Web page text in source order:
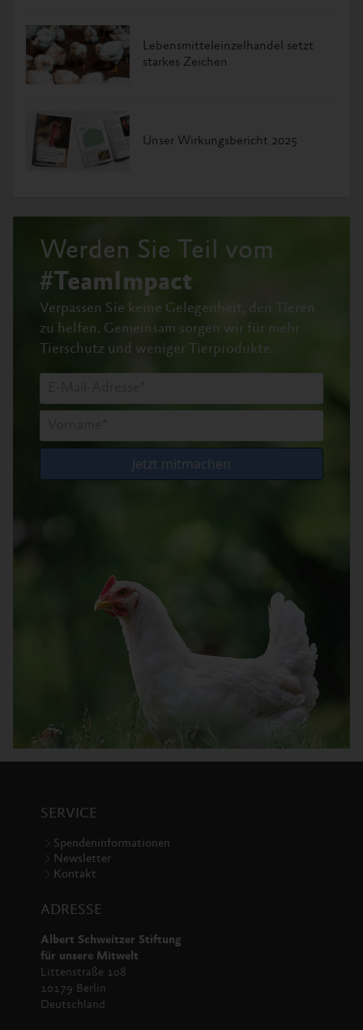
Lebensmitteleinzelhandel setzt
starkes Zeichen
Unser Wirkungsbericht 2025
Werden Sie Teil vom
#TeamImpact
Verpassen Sie keine Gelegenheit, den Tieren
zu helfen. Gemeinsam sorgen wir für mehr
Tierschutz und weniger Tierprodukte.
SERVICE
Spendeninformationen
Newsletter
Kontakt
ADRESSE
Albert Schweitzer Stiftung
für unsere Mitwelt
Littenstraße 108
10179 Berlin
Deutschland